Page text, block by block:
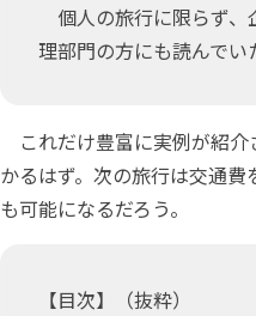
個人の旅行に限らず、
理部門の方にも読んでい
これだけ豊富に実例が紹介
かるはず。次の旅行は交通
も可能になるだろう。
【目次】（抜粋）